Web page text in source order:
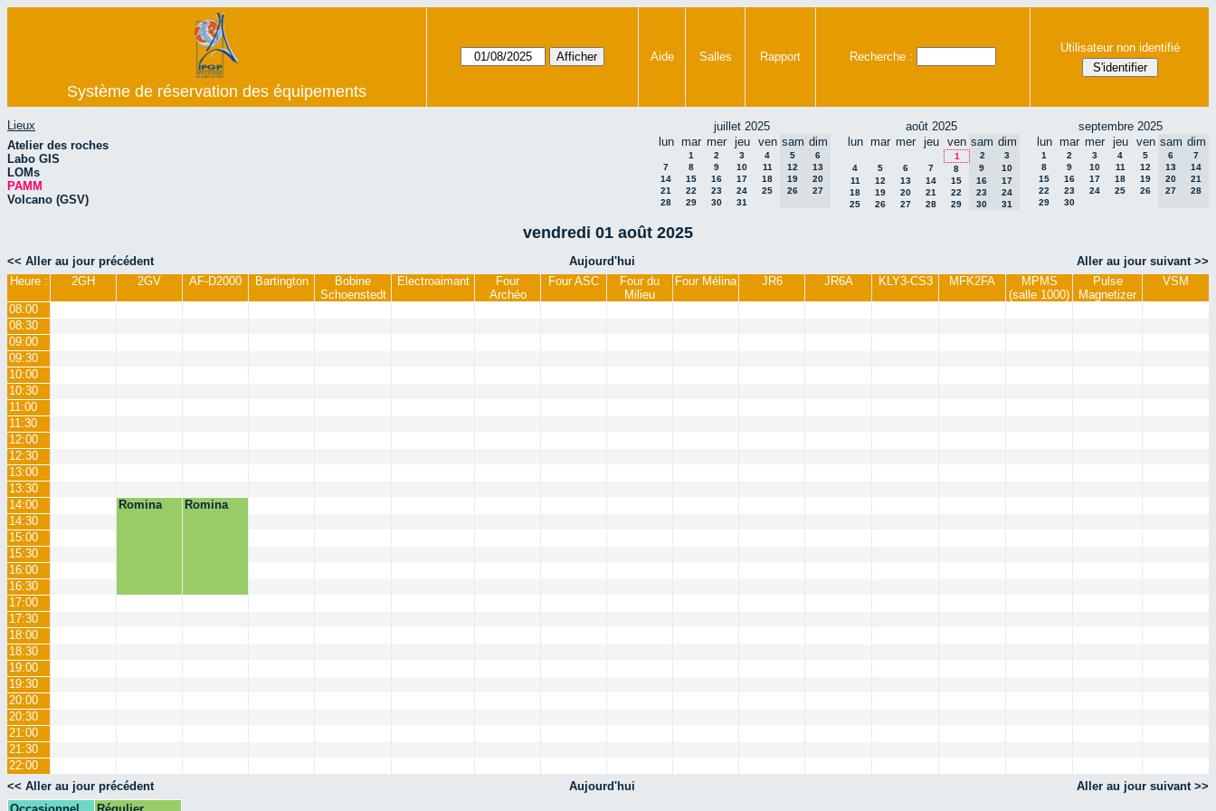
Système de réservation des équipements
Aide Salles Rapport Recherche :
Utilisateur non identifié
Lieux
Atelier des roches
Labo GIS
LOMs
PAMM
Volcano (GSV)
juillet 2025
lun mar mer jeu ven sam dim
1 2 3 4 5
6
7
8 9 10 11 12
13
14
15 16 17 18 19
20
21
22 23 24 25 26
27
28
29 30 31
août 2025
lun mar mer jeu ven sam dim
1 2
3
4
5 6 7 8 9
10
11
12 13 14 15 16
17
18
19 20 21 22 23
24
25
26 27 28 29 30 31
septembre 2025
lun mar mer jeu ven sam dim
1 2 3 4 5 6
7
8
9 10 11 12 13
14
15
16 17 18 19 20
21
22
23 24 25 26 27
28
29
30
vendredi 01 août 2025
<< Aller au jour précédent Aujourd'hui
Aller au jour suivant >>
Heure :
2GH 2GV AF-D2000 Bartington
Bobine
Schoenstedt
Electroaimant
Four
Archéo
Four ASC
Four du
Milieu
Four Mélina JR6 JR6A KLY3-CS3 MFK2FA
MPMS
(salle 1000)
Pulse
Magnetizer
VSM
08:00
08:30
09:00
09:30
10:00
10:30
11:00
11:30
12:00
12:30
13:00
13:30
14:00
Romina
Romina
14:30
15:00
15:30
16:00
16:30
17:00
17:30
18:00
18:30
19:00
19:30
20:00
20:30
21:00
21:30
22:00
<< Aller au jour précédent
Aujourd'hui
Aller au jour suivant >>
Occasionnel
Régulier